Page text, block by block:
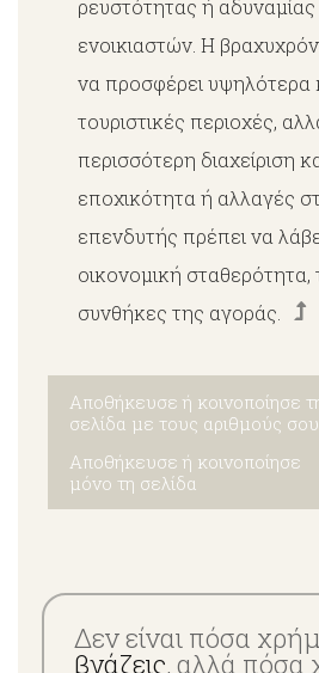
ρευστότητας ή
ενοικιαστών. Η
να προσφέρει υψηλότερα
τουριστικές περιοχές,
περισσότερη διαχείριση
εποχικότητα ή αλλαγές
επενδυτής πρέπει να
οικονομική σταθερότητα,
συνθήκες της αγοράς.
Αποθήκευσε ή κοινοποίησε
σελίδα με τους αριθμούς σου
Αποθήκευσε ή κοινοποίησε
μόνο τη σελίδα
Δεν είναι πόσα
βγάζεις, αλλά πόσα